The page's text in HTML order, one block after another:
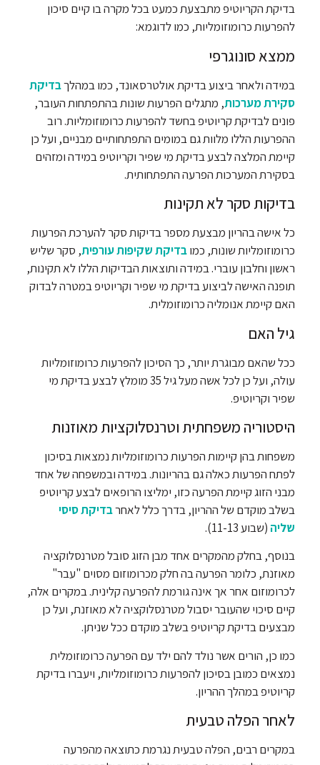
בדיקת הקריוטיפ מתבצעת כמעט בכל מקרה בו קיים סיכון
להפרעות כרומוזומליות, כמו לדוגמא:
ממצא סונוגרפי
במידה ולאחר ביצוע בדיקת אולטרסאונד, כמו במהלךבדיקת
סקירת מערכות, מתגלים הפרעות שונות בהתפתחות העובר,
פונים לבדיקת קריוטיפ בחשד להפרעות כרומוזומליות. רוב
ההפרעות הללו מלוות גם במומים התפתחותיים מבניים, ועל כן
קיימת המלצה לבצע בדיקת מי שפיר וקריוטיפ במידה ומזהים
בסקירת המערכות הפרעה התפתחותית.
בדיקות סקר לא תקינות
כל אישה בהריון מבצעת מספר בדיקות סקר להערכת הפרעות
כרומוזומליות שונות, כמובדיקת שקיפות עורפית, סקר שליש
ראשון וחלבון עוברי. במידה ותוצאות הבדיקות הללו לא תקינות,
תופנה האישה לביצוע בדיקת מי שפיר וקריוטיפ במטרה לבדוק
האם קיימת אנומליה כרומוזומלית.
גיל האם
ככל שהאם מבוגרת יותר, כך הסיכון להפרעות כרומוזומליות
עולה, ועל כן לכל אשה מעל גיל 35 מומלץ לבצע בדיקת מי
שפיר וקריוטיפ.
היסטוריה משפחתית וטרנסלוקציות מאוזנות
משפחות בהן קיימות הפרעות כרומוזומליות נמצאות בסיכון
לפתח הפרעות כאלה גם בהריונות. במידה ובמשפחה של אחד
מבני הזוג קיימת הפרעה כזו, ימליצו הרופאים לבצע קריוטיפ
בשלב מוקדם של ההריון, בדרך כלל לאחרבדיקת סיסי
שליה (שבוע 11-13).
בנוסף, בחלק מהמקרים אחד מבן הזוג סובל מטרנסלוקציה
מאוזנת, כלומר הפרעה בה חלק מכרומוזום מסוים "עבר"
לכרומוזום אחר אך אינה גורמת להפרעה קלינית. במקרים אלה,
קיים סיכוי שהעובר יסבול מטרנסלוקציה לא מאוזנת, ועל כן
מבצעים בדיקת קריוטיפ בשלב מוקדם ככל שניתן.
כמו כן, הורים אשר נולד להם ילד עם הפרעה כרומוזומלית
נמצאים כמובן בסיכון להפרעות כרומוזומליות, ויעברו בדיקת
קריוטיפ במהלך ההריון.
לאחר הפלה טבעית
במקרים רבים, הפלה טבעית נגרמת כתוצאה מהפרעה